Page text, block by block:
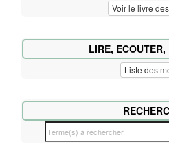
Voir le livre
LIRE,
Liste des
T
e